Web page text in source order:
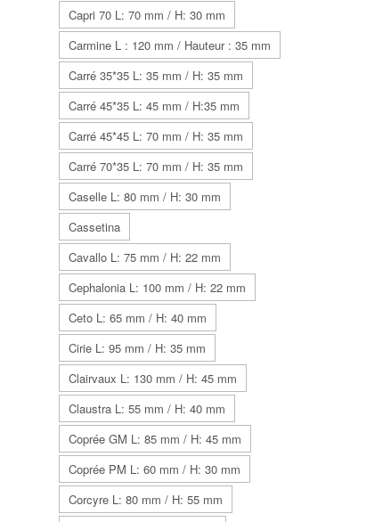
Capri 70 L: 70 mm / H: 30 mm
Carmine L : 120 mm / Hauteur : 35 mm
Carré 35*35 L: 35 mm / H: 35 mm
Carré 45*35 L: 45 mm / H:35 mm
Carré 45*45 L: 70 mm / H: 35 mm
Carré 70*35 L: 70 mm / H: 35 mm
Caselle L: 80 mm / H: 30 mm
Cassetina
Cavallo L: 75 mm / H: 22 mm
Cephalonia L: 100 mm / H: 22 mm
Ceto L: 65 mm / H: 40 mm
Cirie L: 95 mm / H: 35 mm
Clairvaux L: 130 mm / H: 45 mm
Claustra L: 55 mm / H: 40 mm
Coprée GM L: 85 mm / H: 45 mm
Coprée PM L: 60 mm / H: 30 mm
Corcyre L: 80 mm / H: 55 mm